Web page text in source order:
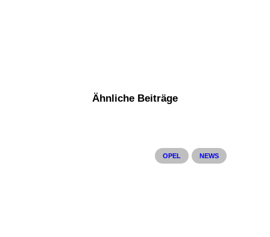
Ähnliche Beiträge
OPEL NEWS